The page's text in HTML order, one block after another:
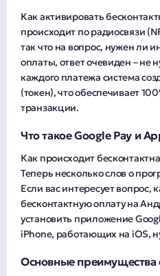
Как активировать
происходит по радиосвязи
так что на вопрос, нужен ли
оплаты, ответ очевиден – не
каждого платежа система
(токен), что обеспечивает
транзакции.
Что такое Google Pay и
Как происходит
Теперь несколько слов о
Если вас интересует вопрос,
бесконтактную оплату на
установить приложение
iPhone, работающих на iOS,
Основные